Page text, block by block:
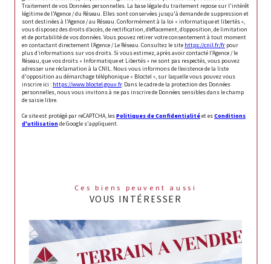
Traitement de vos Données personnelles. La base légale du traitement repose sur l'intérêt
légitime de l'Agence / du Réseau. Elles sont conservées jusqu'à demande de suppression et
sont destinées à l'Agence / au Réseau. Conformément à la loi « informatique et libertés »,
vous disposez des droits d’accès, de rectification, d’effacement, d’opposition, de limitation
et de portabilité de vos données. Vous pouvez retirer votre consentement à tout moment
en contactant directement l’Agence / Le Réseau. Consultez le site https://cnil.fr/fr pour
plus d’informations sur vos droits. Si vous estimez, après avoir contacté l'Agence / le
Réseau, que vos droits « Informatique et Libertés » ne sont pas respectés, vous pouvez
adresser une réclamation à la CNIL. Nous vous informons de l’existence de la liste
d'opposition au démarchage téléphonique « Bloctel », sur laquelle vous pouvez vous
inscrire ici : https://www.bloctel.gouv.fr. Dans le cadre de la protection des Données
personnelles, nous vous invitons à ne pas inscrire de Données sensibles dans le champ
de saisie libre.
Ce site est protégé par reCAPTCHA, lesPolitiques de Confidentialitéet esConditions
d'utilisationde Google s'appliquent.
Ces biens peuvent aussi
VOUS INTÉRESSER